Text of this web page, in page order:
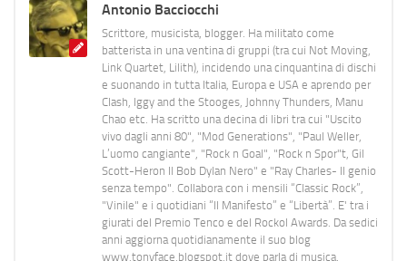
Antonio Bacciocchi
Scrittore, musicista, blogger. Ha militato come
batterista in una ventina di gruppi (tra cui Not Moving,
Link Quartet, Lilith), incidendo una cinquantina di dischi
e suonando in tutta Italia, Europa e USA e aprendo per
Clash, Iggy and the Stooges, Johnny Thunders, Manu
Chao etc. Ha scritto una decina di libri tra cui "Uscito
vivo dagli anni 80", "Mod Generations", "Paul Weller,
L’uomo cangiante", "Rock n Goal", "Rock n Spor"t, Gil
Scott-Heron Il Bob Dylan Nero" e "Ray Charles- Il genio
senza tempo". Collabora con i mensili “Classic Rock”,
"Vinile" e i quotidiani “Il Manifesto” e “Libertà”. E' tra i
giurati del Premio Tenco e del Rockol Awards. Da sedici
anni aggiorna quotidianamente il suo blog
www.tonyface.blogspot.it dove parla di musica,